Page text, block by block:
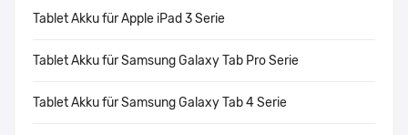
Tablet Akku für Apple iPad 3 Serie
Tablet Akku für Samsung Galaxy Tab Pro Serie
Tablet Akku für Samsung Galaxy Tab 4 Serie